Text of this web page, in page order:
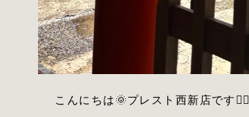
こんにちは🌞プレスト西新店です💇‍♂️